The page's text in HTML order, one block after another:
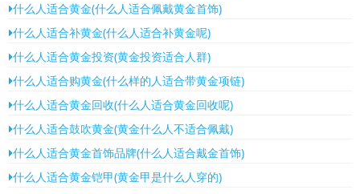
什么人适合黄金(什么人适合佩戴黄金首饰)
什么人适合补黄金(什么人适合补黄金呢)
什么人适合黄金投资(黄金投资适合人群)
什么人适合购黄金(什么样的人适合带黄金项链)
什么人适合黄金回收(什么人适合黄金回收呢)
什么人适合鼓吹黄金(黄金什么人不适合佩戴)
什么人适合黄金首饰品牌(什么人适合戴金首饰)
什么人适合黄金铠甲(黄金甲是什么人穿的)